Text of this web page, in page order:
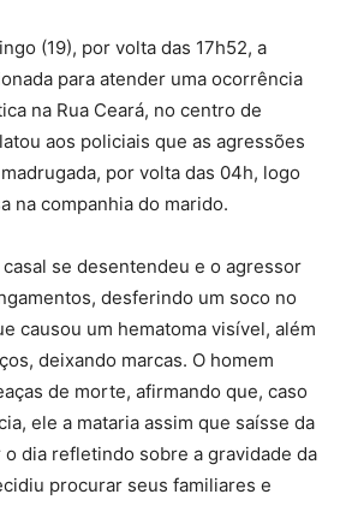
(19), por volta das 17h52, a
para atender uma ocorrência
na Rua Ceará, no centro de
aos policiais que as agressões
por volta das 04h, logo
na companhia do marido.
se desentendeu e o agressor
desferindo um soco no
causou um hematoma visível, além
deixando marcas. O homem
de morte, afirmando que, caso
ele a mataria assim que saísse da
o dia refletindo sobre a gravidade da
procurar seus familiares e